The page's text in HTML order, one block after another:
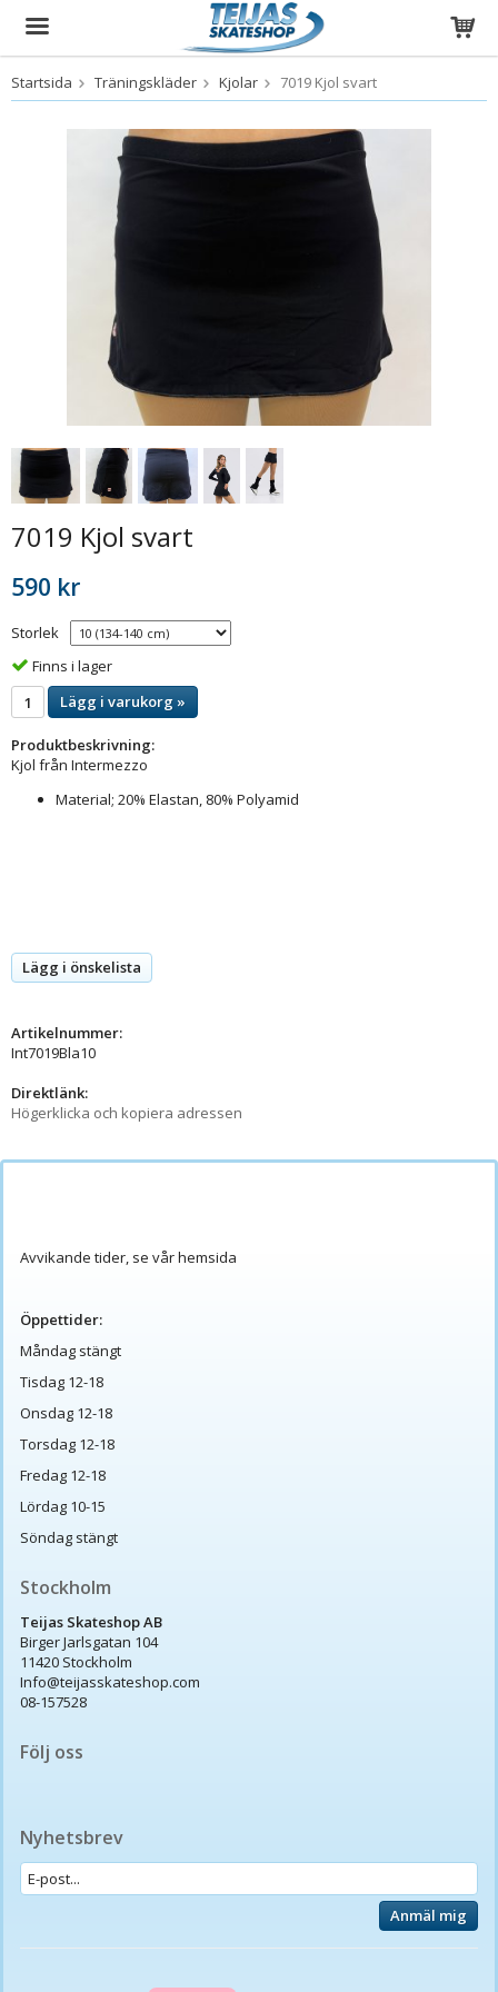
Produkten har blivit tillagd i varukorgen
Startsida Träningskläder Kjolar 7019 Kjol svart
7019 Kjol svart
590 kr
Storlek
Finns i lager
Lägg i varukorg »
Produktbeskrivning:
Kjol från Intermezzo
Material; 20% Elastan, 80% Polyamid
Lägg i önskelista
Artikelnummer:
Int7019Bla10
Direktlänk:
Högerklicka och kopiera adressen
Avvikande tider, se vår hemsida
Öppettider:
Måndag stängt
Tisdag 12-18
Onsdag 12-18
Torsdag 12-18
Fredag 12-18
Lördag 10-15
Söndag stängt
Stockholm
Teijas Skateshop AB
Birger Jarlsgatan 104
11420 Stockholm
Info@teijasskateshop.com
08-157528
Följ oss
Nyhetsbrev
Anmäl mig